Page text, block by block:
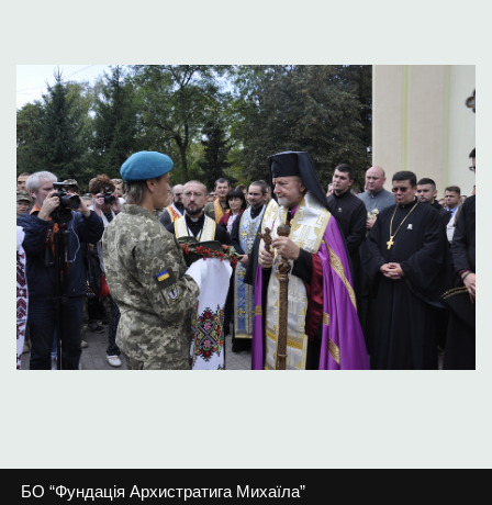
БО “Фундація Архистратига Михаїла”